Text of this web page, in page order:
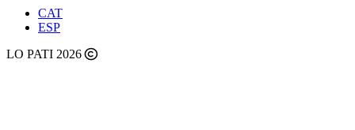
CAT
ESP
LO PATI 2026